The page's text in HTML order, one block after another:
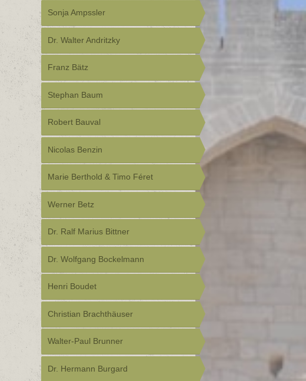
Sonja Ampssler
Dr. Walter Andritzky
Franz Bätz
Stephan Baum
Robert Bauval
Nicolas Benzin
Marie Berthold & Timo Féret
Werner Betz
Dr. Ralf Marius Bittner
Dr. Wolfgang Bockelmann
Henri Boudet
Christian Brachthäuser
Walter-Paul Brunner
Dr. Hermann Burgard